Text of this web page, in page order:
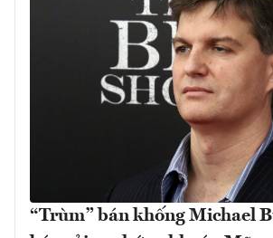
“Trùm” bán khống Michael